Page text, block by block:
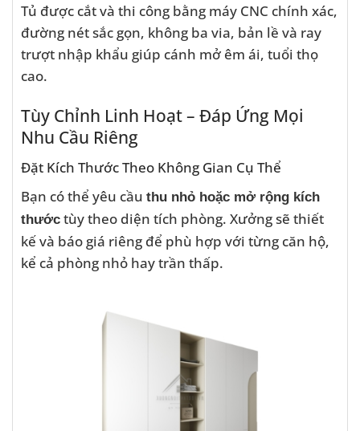
Tủ được cắt và thi công bằng máy CNC chính xác,
đường nét sắc gọn, không ba via, bản lề và ray
trượt nhập khẩu giúp cánh mở êm ái, tuổi thọ
cao.
Tùy Chỉnh Linh Hoạt – Đáp Ứng Mọi
Nhu Cầu Riêng
Đặt Kích Thước Theo Không Gian Cụ Thể
Bạn có thể yêu cầu thu nhỏ hoặc mở rộng kích
thước tùy theo diện tích phòng. Xưởng sẽ thiết
kế và báo giá riêng để phù hợp với từng căn hộ,
kể cả phòng nhỏ hay trần thấp.